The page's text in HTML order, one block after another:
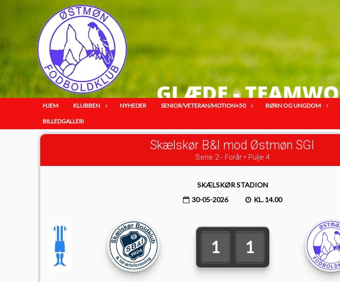
HJEM KLUBBEN NYHEDER SENIOR/VETERAN/MOTION+50 BØRN OG UNGDOM
BILLEDGALLERI
Skælskør B&I mod Østmøn SGI
Serie 2 - Forår • Pulje 4
SKÆLSKØR STADION
30-05-2026
KL. 14.00
1 1